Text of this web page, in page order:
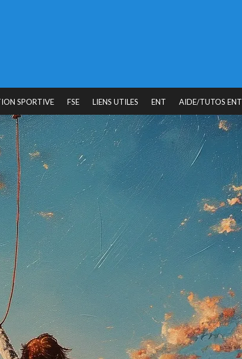
SPORTIVE FSE LIENS UTILES ENT AIDE/TUTOS ENT